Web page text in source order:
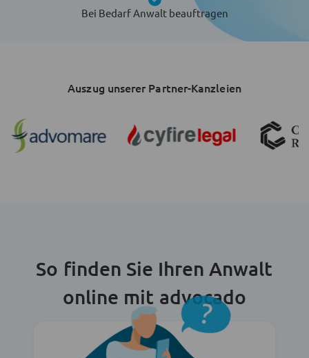
Bei Bedarf Anwalt beauftragen
Auszug unserer Partner-Kanzleien
So finden Sie Ihren Anwalt
online mit advocado